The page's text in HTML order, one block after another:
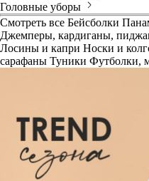
Головные уборы
Смотреть все Бейсболки
Джемперы, кардиганы,
Лосины и капри Носки и
сарафаны Туники Футболки,